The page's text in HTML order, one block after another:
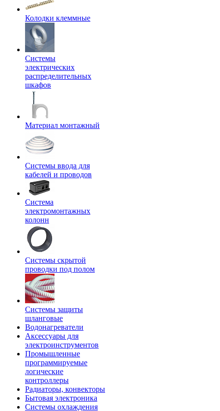
Колодки клеммные
Системы
электрических
распределительных
шкафов
Материал монтажный
Системы ввода для
кабелей и проводов
Система
электромонтажных
колонн
Системы скрытой
проводки под полом
Системы защиты
шланговые
Водонагреватели
Аксессуары для
электроинструментов
Промышленные
программируемые
логические
контроллеры
Радиаторы, конвекторы
Бытовая электроника
Системы охлаждения